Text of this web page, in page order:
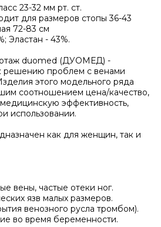
23-32 мм рт. ст.
для размеров стопы 36-43
72-83 см
Эластан - 43%.
duomed (ДУОМЕД) -
решению проблем с венами
этого модельного ряда
соотношением цена/качество,
эффективность,
использовании.
как для женщин, так и
вены, частые отеки ног.
язв малых размеров.
венозного русла тромбом).
во время беременности.